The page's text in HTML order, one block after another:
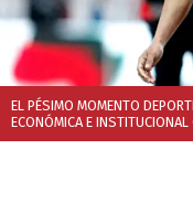
EL PÉSIMO MOMENTO
ECONÓMICA E INSTITUCIONAL